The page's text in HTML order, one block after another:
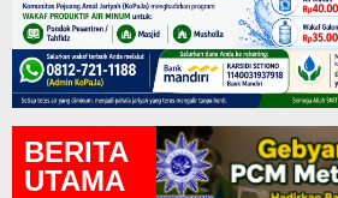
BERITA
UTAMA